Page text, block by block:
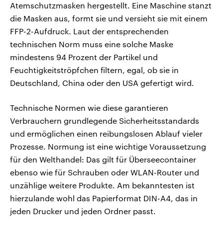
Atemschutzmasken hergestellt. Eine Maschine stanzt
die Masken aus, formt sie und versieht sie mit einem
FFP-2-Aufdruck. Laut der entsprechenden
technischen Norm muss eine solche Maske
mindestens 94 Prozent der Partikel und
Feuchtigkeitströpfchen filtern, egal, ob sie in
Deutschland, China oder den USA gefertigt wird.
Technische Normen wie diese garantieren
Verbrauchern grundlegende Sicherheitsstandards
und ermöglichen einen reibungslosen Ablauf vieler
Prozesse. Normung ist eine wichtige Voraussetzung
für den Welthandel: Das gilt für Überseecontainer
ebenso wie für Schrauben oder WLAN-Router und
unzählige weitere Produkte. Am bekanntesten ist
hierzulande wohl das Papierformat DIN-A4, das in
jeden Drucker und jeden Ordner passt.